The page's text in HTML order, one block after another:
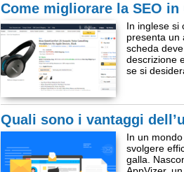
Come migliorare la SEO
In inglese si
presenta un
scheda
descrizione
se si
Quali sono i vantaggi
In un
svolgere
galla.